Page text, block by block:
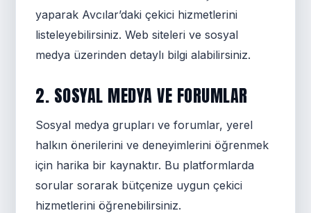
yaparak Avcılar’daki çekici hizmetlerini
listeleyebilirsiniz. Web siteleri ve sosyal
medya üzerinden detaylı bilgi alabilirsiniz.
2. SOSYAL MEDYA VE FORUMLAR
Sosyal medya grupları ve forumlar, yerel
halkın önerilerini ve deneyimlerini öğrenmek
için harika bir kaynaktır. Bu platformlarda
sorular sorarak bütçenize uygun çekici
hizmetlerini öğrenebilirsiniz.